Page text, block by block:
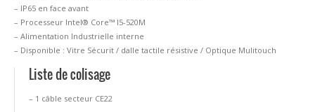
– IP65 en face avant
– Processeur Intel® Core™ I5-520M
– Alimentation Industrielle interne
– Disponible : Vitre Sécurit / dalle tactile résistive / Optique Mulitouch
Liste de colisage
– 1 câble secteur CE22